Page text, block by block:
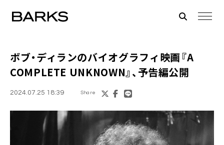
ボブ・ディランのバイオグラフィ映画『A
COMPLETE UNKNOWN』、予告編公開
2024.07.25 18:39 Share